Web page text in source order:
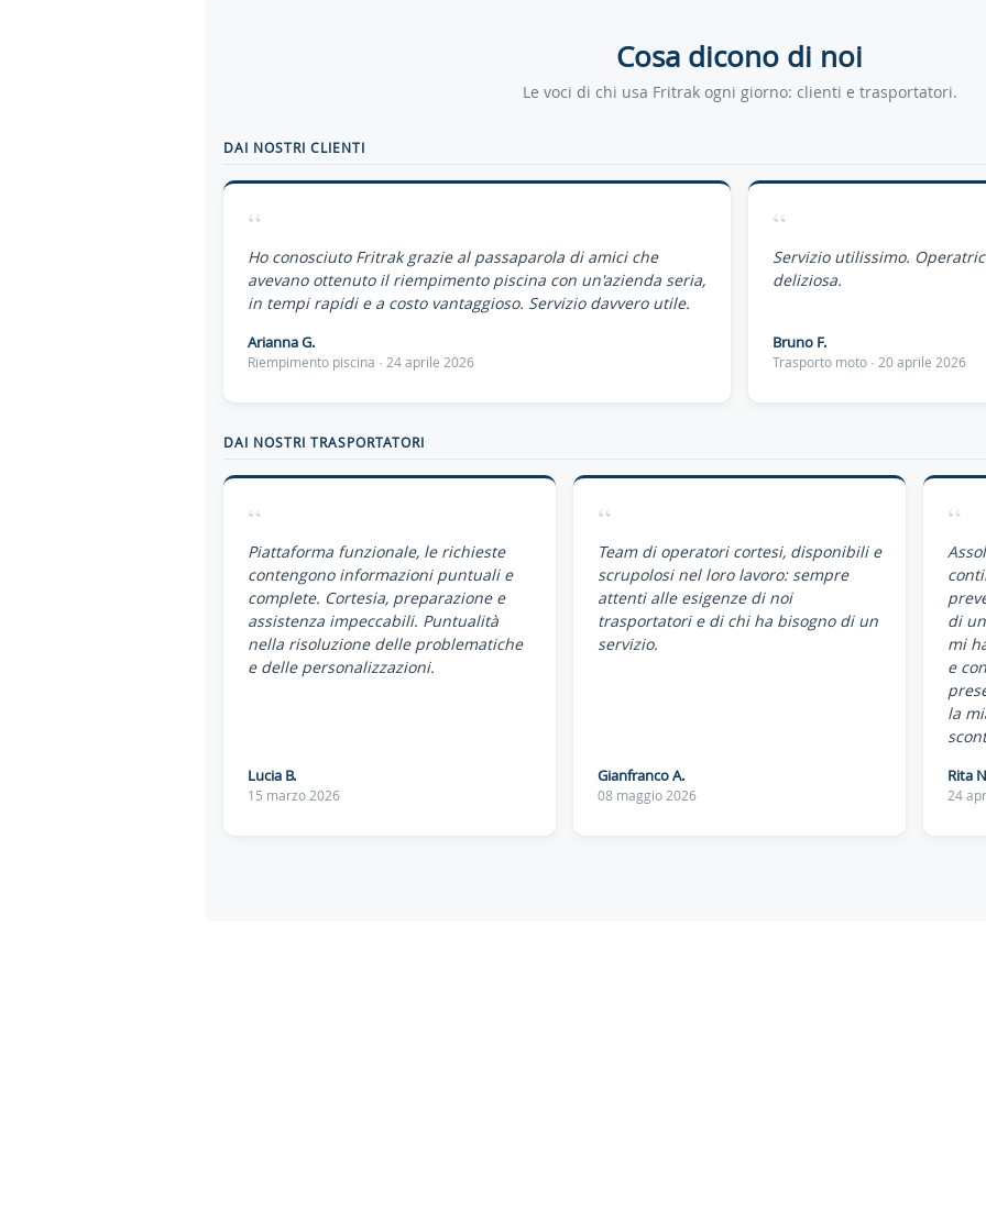
Cosa dicono di noi
Le voci di chi usa Fritrak ogni giorno: clienti e trasportatori.
DAI NOSTRI CLIENTI
“
Ho conosciuto Fritrak grazie al passaparola di amici che
avevano ottenuto il riempimento piscina con un'azienda seria,
in tempi rapidi e a costo vantaggioso. Servizio davvero utile.
Arianna G.
Riempimento piscina · 24 aprile 2026
“
Servizio utilissimo.
deliziosa.
Bruno F.
Trasporto moto · 20 aprile 2026
DAI NOSTRI TRASPORTATORI
“
Piattaforma funzionale, le richieste
contengono informazioni puntuali e
complete. Cortesia, preparazione e
assistenza impeccabili. Puntualità
nella risoluzione delle problematiche
e delle personalizzazioni.
Lucia B.
15 marzo 2026
“
Team di operatori cortesi, disponibili e
scrupolosi nel loro lavoro: sempre
attenti alle esigenze di noi
trasportatori e di chi ha bisogno di un
servizio.
Gianfranco A.
08 maggio 2026
“
di
mi
e
la
Rita
24